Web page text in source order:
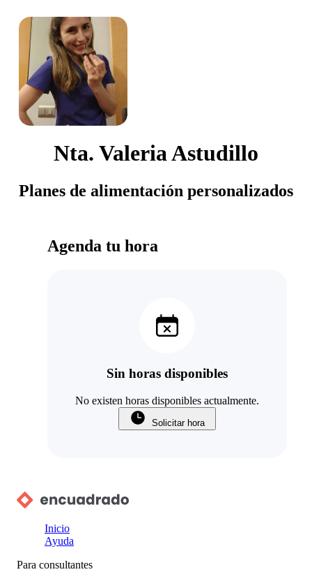
Nta. Valeria Astudillo
Planes de alimentación personalizados
Agenda tu hora
Sin horas disponibles
No existen horas disponibles actualmente.
Solicitar hora
Inicio
Ayuda
Para consultantes